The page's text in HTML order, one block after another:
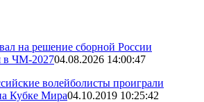
на решение сборной России
в ЧМ-202704.08.2026 14:00:47
волейболисты проиграли
Кубке Мира04.10.2019 10:25:42